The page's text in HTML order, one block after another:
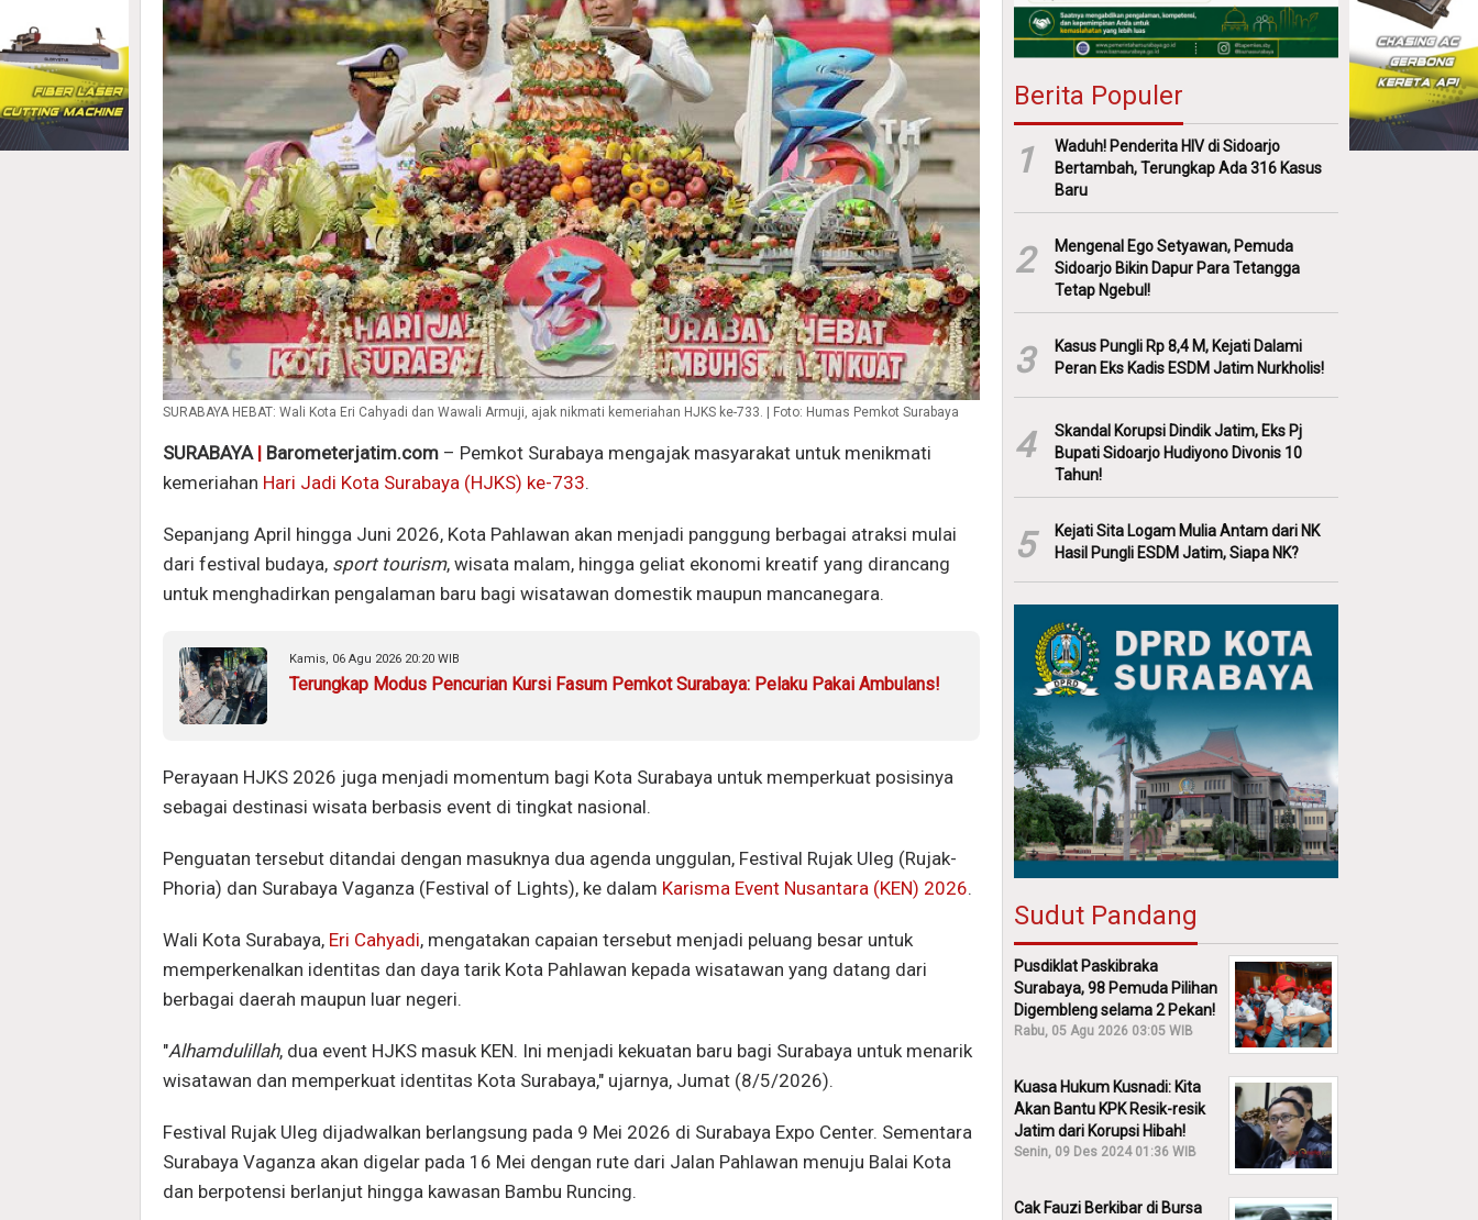
SURABAYA HEBAT: Wali Kota Eri Cahyadi dan Wawali Armuji, ajak nikmati kemeriahan HJKS ke-733. | Foto: Humas Pemkot Surabaya
SURABAYA | Barometerjatim.com – Pemkot Surabaya mengajak masyarakat untuk menikmati
kemeriahan Hari Jadi Kota Surabaya (HJKS) ke-733.
Sepanjang April hingga Juni 2026, Kota Pahlawan akan menjadi panggung berbagai atraksi mulai
dari festival budaya, sport tourism, wisata malam, hingga geliat ekonomi kreatif yang dirancang
untuk menghadirkan pengalaman baru bagi wisatawan domestik maupun mancanegara.
Kamis, 06 Agu 2026 20:20 WIB
Terungkap Modus Pencurian Kursi Fasum Pemkot Surabaya: Pelaku Pakai Ambulans!
Perayaan HJKS 2026 juga menjadi momentum bagi Kota Surabaya untuk memperkuat posisinya
sebagai destinasi wisata berbasis event di tingkat nasional.
Penguatan tersebut ditandai dengan masuknya dua agenda unggulan, Festival Rujak Uleg (Rujak-
Phoria) dan Surabaya Vaganza (Festival of Lights), ke dalam Karisma Event Nusantara (KEN) 2026.
Wali Kota Surabaya, Eri Cahyadi, mengatakan capaian tersebut menjadi peluang besar untuk
memperkenalkan identitas dan daya tarik Kota Pahlawan kepada wisatawan yang datang dari
berbagai daerah maupun luar negeri.
"Alhamdulillah, dua event HJKS masuk KEN. Ini menjadi kekuatan baru bagi Surabaya untuk menarik
wisatawan dan memperkuat identitas Kota Surabaya," ujarnya, Jumat (8/5/2026).
Festival Rujak Uleg dijadwalkan berlangsung pada 9 Mei 2026 di Surabaya Expo Center. Sementara
Surabaya Vaganza akan digelar pada 16 Mei dengan rute dari Jalan Pahlawan menuju Balai Kota
dan berpotensi berlanjut hingga kawasan Bambu Runcing.
Berita Populer
1
Waduh! Penderita HIV di Sidoarjo
Bertambah, Terungkap Ada 316 Kasus
Baru
2
Mengenal Ego Setyawan, Pemuda
Sidoarjo Bikin Dapur Para Tetangga
Tetap Ngebul!
3
Kasus Pungli Rp 8,4 M, Kejati Dalami
Peran Eks Kadis ESDM Jatim Nurkholis!
4
Skandal Korupsi Dindik Jatim, Eks Pj
Bupati Sidoarjo Hudiyono Divonis 10
Tahun!
5
Kejati Sita Logam Mulia Antam dari NK
Hasil Pungli ESDM Jatim, Siapa NK?
Sudut Pandang
Pusdiklat Paskibraka
Surabaya, 98 Pemuda Pilihan
Digembleng selama 2 Pekan!
Rabu, 05 Agu 2026 03:05 WIB
Kuasa Hukum Kusnadi: Kita
Akan Bantu KPK Resik-resik
Jatim dari Korupsi Hibah!
Senin, 09 Des 2024 01:36 WIB
Cak Fauzi Berkibar di Bursa